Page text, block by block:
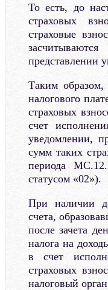
То есть, до
страховых
страховые
представлении
Таким образом,
налогового
страховых
счет
уведомлении,
сумм таких
периода
статусом «02»).
При наличии
счета,
после зачета
налога на
в счет
страховых
налоговый